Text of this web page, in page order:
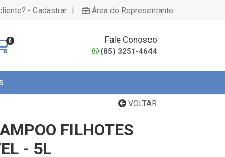
- Cadastrar | Área do Representante
0 Fale Conosco
(85) 3251-4644
VOLTAR
FILHOTES
- 5L